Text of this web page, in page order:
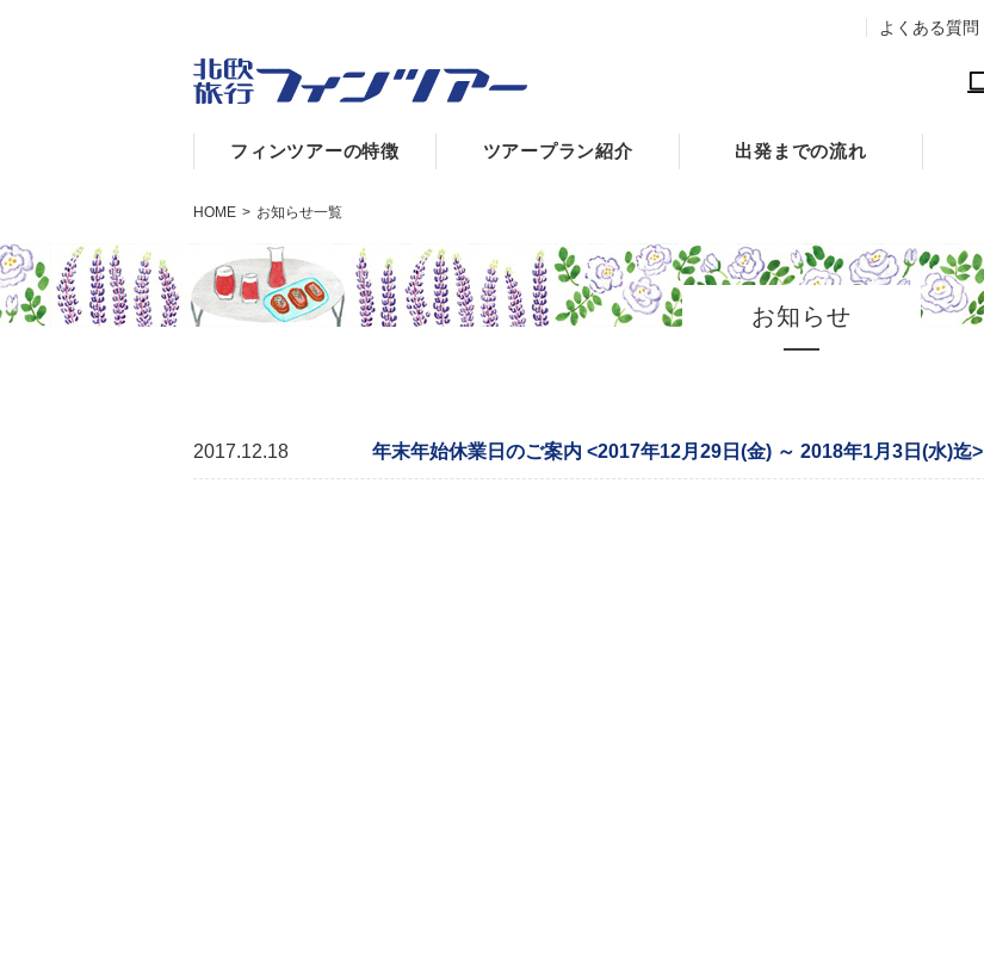
よくある質問
フィンツアーの特徴 ツアープラン紹介 出発までの流れ
HOME > お知らせ一覧
お知らせ
2017.12.18 年末年始休業日のご案内 <2017年12月29日(金) ～ 2018年1月3日(水)迄>